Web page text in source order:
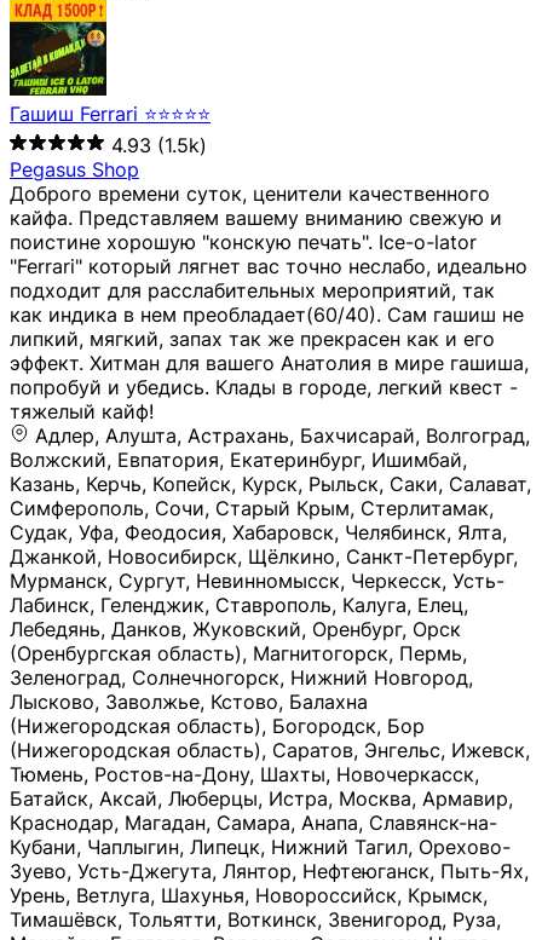
Гашиш Ferrari ⭐⭐⭐⭐⭐
4.93 (1.5k)
Pegasus Shop
Доброго времени суток, ценители качественного
кайфа. Представляем вашему вниманию свежую и
поистине хорошую "конскую печать". Ice-o-lator
"Ferrari" который лягнет вас точно неслабо, идеально
подходит для расслабительных мероприятий, так
как индика в нем преобладает(60/40). Сам гашиш не
липкий, мягкий, запах так же прекрасен как и его
эффект. Хитман для вашего Анатолия в мире гашиша,
попробуй и убедись. Клады в городе, легкий квест -
тяжелый кайф!
Адлер, Алушта, Астрахань, Бахчисарай, Волгоград, Волжский, Евпатория, Екатеринбург, Ишимбай, Казань, Керчь, Копейск, Курск, Рыльск, Саки, Салават, Симферополь, Сочи, Старый Крым, Стерлитамак, Судак, Уфа, Феодосия, Хабаровск, Челябинск, Ялта, Джанкой, Новосибирск, Щёлкино, Санкт-Петербург, Мурманск, Сургут, Невинномысск, Черкесск, Усть-Лабинск, Геленджик, Ставрополь, Калуга, Елец, Лебедянь, Данков, Жуковский, Оренбург, Орск (Оренбургская область), Магнитогорск, Пермь, Зеленоград, Солнечногорск, Нижний Новгород, Лысково, Заволжье, Кстово, Балахна (Нижегородская область), Богородск, Бор (Нижегородская область), Саратов, Энгельс, Ижевск, Тюмень, Ростов-на-Дону, Шахты, Новочеркасск, Батайск, Аксай, Люберцы, Истра, Москва, Армавир, Краснодар, Магадан, Самара, Анапа, Славянск-на-Кубани, Чаплыгин, Липецк, Нижний Тагил, Орехово-Зуево, Усть-Джегута, Лянтор, Нефтеюганск, Пыть-Ях, Урень, Ветлуга, Шахунья, Новороссийск, Крымск, Тимашёвск, Тольятти, Воткинск, Звенигород, Руза, Можайск, Белгород, Воронеж, Соликамск, Нытва, Лысьва (Пермский край), Чусовой, Кунгур, Краснокамск, Миасс, Губаха, Тула, Новомосковск, Донской, Омск, Льгов, Мытищи, Королёв, Ивантеевка, Балашиха, Семилуки, Кудымкар, Старый Оскол, Оса (Пермский край), Одинцово (Московская область), Ханты-Мансийск, Лабинск, Темрюк, Курганинск, Белореченск (Краснодарский край), Алупкa, Губкин, Рязань, Калининград, Усть-Илимск, Фрязино, Минеральные Воды, Пятигорск, Кострома, Ярославль, Коркино, Верхняя Пышма, Подольск, Красноярск, Смоленск, Долгопрудный, Чебоксары, Калачинск, Канск, Киров (Кировская область), Вологда, Рославль, Владивосток, Обнинск, Балабаново (Калужская область), Малоярославец, Брянск, Видное, Ярцево, Вязьма, Гагарин, Приволжск, Фурманов, Чайковский, Кинешма, Горячий Ключ, Улан-Удэ, Туймазы, Дюртюли, Альметьевск, Нефтекамск, Хадыженск, Апшеронск, Майкоп, Уссурийск, Ульяновск, Гатчина, Луга (Ленинградская область), Надым, Ногинск, Электросталь, Железнодорожный (Московская область), Бутурлиновка, Кириллов, Краснознаменск (Калиниградская область), Мышкин, Томмот, Холм, Абакан, Абдулино, Агидель, Агрыз, Адыгейск, Азнакаево, Алатырь, Алдан, Алейск, Александров, Александровск, Алексеевка (Белгородская обл.), Алексин, Амурск, Анадырь, Ангарск, Андреаполь, Анжеро-Судженск, Анива, Апатиты, Арамиль, Ардон, Арзамас, Аркадак, Арсеньев, Артём, Артёмовский, Архангельск, Асбест, Асино, Аткарск, Ахтубинск, Аша, Бабаево (Вологодская область), Бавлы (Республика Татарстан), Байкальск, Бакал, Баксан, Балаклава, Балаково (Саратовская область), Балашов (Саратовская область), Балтийск, Барабинск, Барнаул, Барыш (Ульяновская область), Бежецк, Белая Калитва (Ростовская область), Белебей, Белогорск (Крым), Белозерск, Белокуриха, Беломорск, Белоозёрский (Московская область), Белорецк (Республика Башкортостан), Кызыл, Белоярский (Ханты-Мансийский АО), Бердск, Березники (Пермский край), Берёзовский (Кемеровская область), Берёзовский (Свердловская область), Беслан, Бийск, Бикин, Билибино, Биробиджан, Благовещенск (Амурская область), Благовещенск (Башкортостан), Бобров, Богородицк, Боготол, Богучар, Бокситогорск (Ленинградская область), Бологое (Тверская область), Болхов, Большой Камень (Приморский край), Борисоглебск (Воронежская область), Боровичи (Новгородская область), Боровск, Бородино, Братск, Бронницы (Московская область), Бугульма (Республика Татарстан), Бугуруслан (Оренбургская область), Буинск, Буй, Буйнакск, Валдай, Валуйки, Велиж, Великие Луки, Великий Новгород, Великий Устюг, Вельск, Венёв, Верещагино, Верхнеуральск, Верхний Уфалей, Верхняя Салда, Верхняя Тура, Весьегонск, Вилючинск, Вихоревка, Вичуга, Владикавказ, Волгодонск, Волгореченск, Володарск, Волосово, Волчанск, Вольск, Воркута, Ворсма, Всеволожск (Ленинградская область), Вуктыл, Выкса, Высоковск, Высоцк, Вытегра, Вышний Волочёк, Вяземский, Вязники, Вятские Поляны, Нея, Шилка, Гаврилов Посад, Гаврилов-Ям, Гай, Галич, Гдов, Голицыно, Горно-Алтайск, Горнозаводск, Горняк, Городец, Гороховец, Гремячинск, Грозный, Грязи, Грязовец, Губкинский, Гуково, Гулькевичи, Гурьевск (Калининградская область), Гурьевск (Кемеровская область), Гусев, Гусь-Хрустальный, Давлеканово, Далматово, Дальнегорск, Дегтярск, Дедовск, Демидов, Дербент, Десногорск, Дзержинск, Дзержинский (Московская область), Дивногорск, Димитровград, Дмитровск, Дно, Добрянка, Долинск, Домодедово, Донецк (ДНР), Дорогобуж, Дрезна, Дубна, Дудинка, Духовщина, Дятьково, Егорьевск, Елабуга, Елизово, Ельня (Будет изменено название), Емва, Енисейск, Ермолино, Ершов, Ессентуки, Ефремов, Железноводск, Железногорск (Красноярский край), Железногорск (Курская область), Железногорск-Илимский, Жигулёвск, Жиздра, Жирновск, Жуков, Жуковка, Заводоуковск, Заволжск, Задонск, Заинск, Заозёрный, Заозёрск, Западная Двина, Заполярный, Зарайск, Заречный (Пензенская область), Заречный (Свердловская область), Заринск, Звенигово, Зверево, Зеленогорск ( Ленинградская обл. ), Зеленоградск, Зеленодольск, Зеленокумск, Зерноград, Зима, Змеиногорск, Зубцов, Ивангород, Иваново, Ивдель, Избербаш, Изобильный, Иланский, Инза, Инкерман, Инта, Ипатово, Искитим, Йошкар-Ола, Кадников, Калач, Калач-на-Дону, Калининск, Калтан, Калязин, Камбарка, Каменка (Пензенская область), Каменногорск (Ленинградская область), Каменск-Уральский, Каменск-Шахтинский, Камень-на-Оби, Камешково, Камышин, Канаш, Кандалакша, Карабаново, Карабаш, Карачаевск, Каргат, Каргополь, Карпинск, Карталы, Касимов, Касли, Каспийск, Катав-Ивановск, Катайск, Качканар, Кашин, Кашира, Кемерово, Кемь, Кизел, Кизилюрт, Кизляр, Кимовск, Кимры, Кингисепп, Кинель, Киреевск, Киренск, Киржач, Кириши, Кирово-Чепецк, Кировск (Ленинградская область), Кировск (Мурманская область), Кирсанов, Киселёвск, Кисловодск, Климовск, Клинцы, Княгинино, Ковдор, Ковров, Когалым, Козельск, Козьмодемьянск, Кола, Кологрив, Колпашево, Колпино, Кольчугино, Комсомольск, Комсомольск-на-Амуре, Конаково, Кондопога, Кондрово, Константиновск, Кораблино, Кореновск, Корсаков, Коряжма, Костерёво, Костомукша, Котельники, Котельниково, Котельнич, Котлас, Котовск, Кохма, Красноармейск (Московская область), Краснозаводск, Краснознаменск (Московская область), Краснокаменск, Краснослободск (Волгоградская область), Краснотурьинск, Красноуральск, Красный Сулин, Кремёнки, Кропоткин, Кубинка, Кувшиново (Тверская область), Кудрово, Кулебаки, Кумертау, Курлово, Куровское, Куртамыш, Курчатов, Куса, Кушва, Кыштым, Лабытнанги, Лагань, Лаишево (Республика Татарстан), Лакинск, Лангепас, Лахденпохья, Ленинск-Кузнецкий, Ленск (Республика Саха), Лермонтов (Ставропольский край), Лесозаводск (Приморский край), Лесосибирск, Ливны (Орловская область), Ликино-Дулёво, Липки (Тульская область), Лиски (Воронежская область), Лихославль, Лодейное Поле, Ломоносов (Санкт-Петербург), Лосино-Петровский, Лукоянов, Луховицы, Лыткарино, Любань (Ленинградская область), Любим, Людиново, Магас, Майский, Макаров, Малая Вишера, Малгобек, Мамадыш, Мамоново, Мантурово, Маркс, Махачкала, Мглин, Мегион, Медвежьегорск, Медногорск, Медынь, Меленки, Мелеуз, Менделеевск, Мещовск, Микунь, Миллерово, Минусинск, Миньяр, Мирный (Архангельская область), Мирный (Якутия), Михайловка (Город), Михайловск (Свердловская область), Михайловск (Ставропольский край), Могоча, Можга, Моздок, Мончегорск, Морозовск, Моршанск, Мосальск, Муравленко, Мурино, Муром, Мценск, Мыски, Набережные Челны, Навашино (Нижегородская область), Назарово (Красноярский край), Назрань, Нальчик, Наро-Фоминск, Нарткала, Нарьян-Мар, Находка, Невель (Псковская область), Невельск, Невьянск, Нелидово (Тверская область), Неман, Нерехта (Костромская область), Нерюнгри, Нестеров, Нефтегорск (Самарская область), Нефтекумск, Нижневартовск, Нижнекамск (Республика Татарстан), Нижнеудинск, Нижние Серги, Нижний Ломов, Нижняя Тура, Николаевск-на-Амуре, Никольск (Вологодская область), Никольск (Пензенская область), Новая Ладога, Новая Ляля, Новоалександровск, Новоалтайск, Нововоронеж, Новодвинск, Новозыбков, Новокубанск, Новокуйбышевск, Новомичуринск, Новопавловск, Новоржев, Новосокольники, Новотроицк, Новоульяновск, Новоуральск, Новохопёрск, Новочебоксарск, Новошахтинск, Новый Оскол, Новый Уренгой, Норильск, Нурлат, Нягань, Нязепетровск, Няндома, Облучье, Обоянь, Озёрск (Калининградская область), Озёрск (Челябинская область), Озёры, Октябрьск (Самарская область), Октябрьский (Башкортостан), Окуловка (Новгородская область), Оленегорск, Олонец, Онега, Опочка, Осинники, Осташков, Остров, Острогожск, Отрадный, Оха, Павлово, Павловск (Воронежская область), Павловск (Санкт-Петербург), Павловский Посад, Партизанск, Певек, Пенза, Первоуральск, Перевоз, Пересвет, Переславль-Залесский, Пестово (Новгородская область), Петрозаводск, Петропавловск-Камчатский, Печоры, Пикалёво, Пионерский, Питкяранта, Плавск, Плёс, Подпорожье, Покачи, Покров, Покровск, Полесск, Полысаево, Полярные Зори, Полярный, Поронайск, Порхов, Похвистнево, Почеп, Починок, Пошехонье, Правдинск, Приморск (Калининградская область), Приморско-Ахтарск, Приозерск, Прокопьевск, Протвино, Прохладный, Пугачёв, Пудож, Пустошка, Пушкино, Пущино, Пыталово, Радужный (Владимирская область), Радужный (Ханты-Мансийский АО), Райчихинск, Раменское, Рассказово, Ревда, Реж, Реутов, Родники, Россошь, Ростов (Ярославская обл.), Рошаль, Ртищево, Рубцовск, Рузаевка, Рыбинск, Рыбное, Ряжск, Салехард, Сальск, Саранск, Сарапул, Саров, Сасово, Сатка, Сафоново, Саяногорск, Саянск, Светлогорск, Светлоград, Светлый, Светогорск (Ленинградская область), Свободный, Себеж, Северобайкальск, Северодвинск, Североуральск, Сегежа, Семикаракорск, Сенгилей, Серафимович, Сергач, Сергиев Посад, Сердобск, Сертолово (Ленинградская область), Сестрорецк (Ленинградская область), Сибай, Скопин, Славгород, Сланцы, Слободской, Слюдянка, Собинка, Советск (Кировская область), Советск (Калининградская область), Советск (Тульская область), Советская Гавань, Советский (Ханты-Мансийский АО), Сокол (Вологодская область), Солигалич, Соль-Илецк, Сольцы, Сортавала, Сосенский, Сосновоборск, Сосновый Бор (Ленинградская область), Сосногорск, Спас-Клепики, Спасск-Рязанский, С